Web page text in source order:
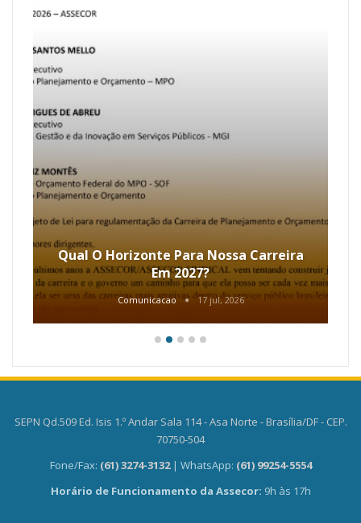
Qual O Horizonte Para Nossa Carreira
Em 2027?
Comunicacao 17 jul, 2026
SEPN Qd.509 Ed. Isis 1.º Andar Sala 114 - Asa Norte - Brasília/DF - CEP.
70750-504
Fone/Fax: (61) 3274-3132 | WhatsApp: (61) 99254-5554
Horário de Funcionamento da Assecor: 9h às 17h